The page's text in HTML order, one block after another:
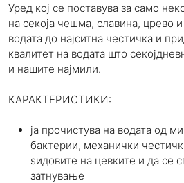
Уред кој се поставува за само
на секоја чешма, славина, црево
водата до најситна честичка и
квалитет на водата што
и нашите најмили.
КАРАКТЕРИСТИКИ:
ја прочистува на водата од
бактерии, механички
ѕидовите на цевките и да се
затнување